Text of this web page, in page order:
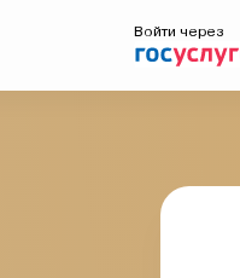
Войти через